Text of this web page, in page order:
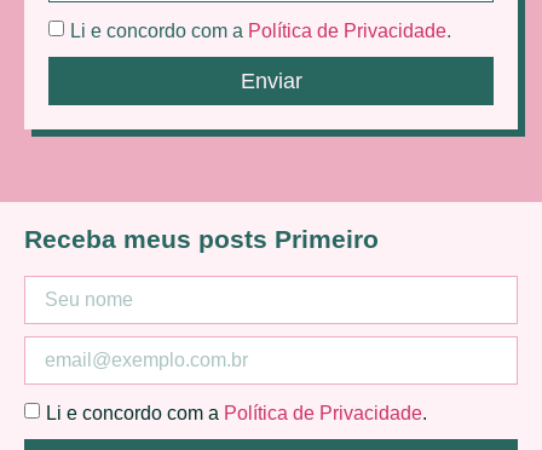
Li e concordo com a Política de Privacidade.
Enviar
Receba meus posts Primeiro
Li e concordo com a Política de Privacidade.